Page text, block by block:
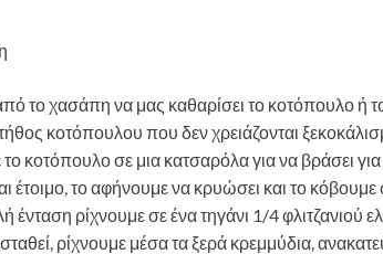
το χασάπη να μας καθαρίσει το κοτόπουλο ή
κοτόπουλου που δεν χρειάζονται
κοτόπουλο σε μια κατσαρόλα για να βράσει
έτοιμο, το αφήνουμε να κρυώσει και το
ένταση ρίχνουμε σε ένα τηγάνι 1/4 φλιτζανιού
ρίχνουμε μέσα τα ξερά κρεμμύδια,